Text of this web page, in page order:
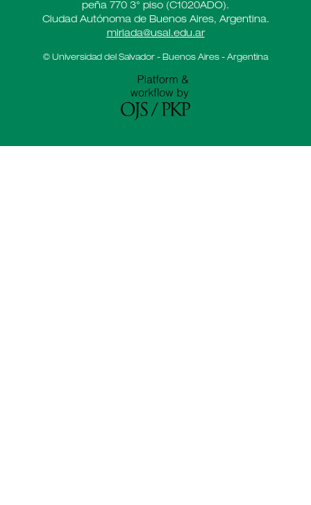
peña 770 3° piso (C1020ADO).
Ciudad Autónoma de Buenos Aires, Argentina.
miriada@usal.edu.ar
© Universidad del Salvador - Buenos Aires - Argentina